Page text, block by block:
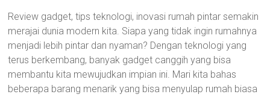
Review gadget, tips teknologi, inovasi rumah pintar semakin
merajai dunia modern kita. Siapa yang tidak ingin rumahnya
menjadi lebih pintar dan nyaman? Dengan teknologi yang
terus berkembang, banyak gadget canggih yang bisa
membantu kita mewujudkan impian ini. Mari kita bahas
beberapa barang menarik yang bisa menyulap rumah biasa